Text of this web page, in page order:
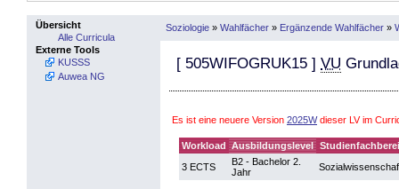
Übersicht
Alle Curricula
Externe Tools
KUSSS
Auwea NG
Soziologie » Wahlfächer » Ergänzende Wahlfächer »
[ 505WIFOGRUK15 ] VU
Es ist eine neuere Version 2025Wdieser LV im
Workload Ausbildungslevel
3 ECTS
B2 - Bachelor 2.
Jahr